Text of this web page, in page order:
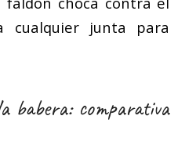
cualquier junta para
babera: comparativa